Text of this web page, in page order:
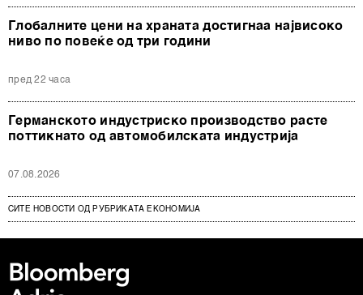
Глобалните цени на храната достигнаа највисоко
ниво по повеќе од три години
пред 22 часа
Германското индустриско производство расте
поттикнато од автомобилската индустрија
07.08.2026
СИТЕ НОВОСТИ ОД РУБРИКАТА ЕКОНОМИЈА